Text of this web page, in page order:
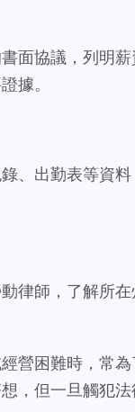
面協議，列明
據。
、出勤表等資
律師，了解所
營困難時，常
，但一旦觸犯